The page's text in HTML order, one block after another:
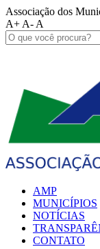
Associação dos
A+ A- A
AMP
MUNICÍPIOS
NOTÍCIAS
CONTATO